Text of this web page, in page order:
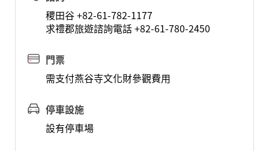
稷田谷 +82-61-782-1177
求禮郡旅遊諮詢電話 +82-61-780-2450
門票
需支付燕谷寺文化財參觀費用
停車設施
設有停車場